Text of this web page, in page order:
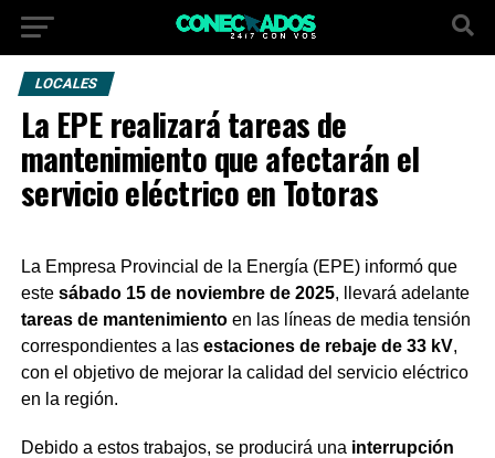
LOCALES
La EPE realizará tareas de
mantenimiento que afectarán el
servicio eléctrico en Totoras
La Empresa Provincial de la Energía (EPE) informó que
este sábado 15 de noviembre de 2025, llevará adelante
tareas de mantenimientoen las líneas de media tensión
correspondientes a las estaciones de rebaje de 33 kV,
con el objetivo de mejorar la calidad del servicio eléctrico
en la región.
Debido a estos trabajos, se producirá una interrupción